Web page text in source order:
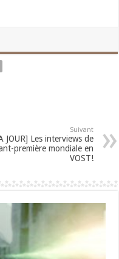
Suivant
JOUR] Les interviews de
première mondiale en
VOST!